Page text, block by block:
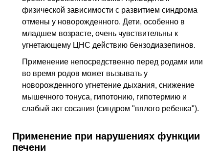
физической зависимости с развитием синдрома
отмены у новорожденного. Дети, особенно в
младшем возрасте, очень чувствительны к
угнетающему ЦНС действию бензодиазепинов.
Применение непосредственно перед родами или
во время родов может вызывать у
новорожденного угнетение дыхания, снижение
мышечного тонуса, гипотонию, гипотермию и
слабый акт сосания (синдром "вялого ребенка").
Применение при нарушениях функции
печени